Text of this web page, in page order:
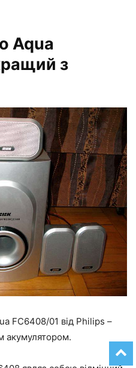
Aqua
з
FC6408/01 від Philips –
акумулятором.